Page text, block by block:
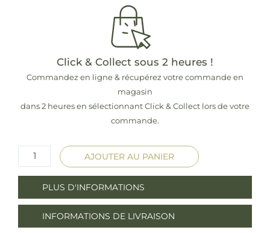
Click & Collect sous 2 heures !
Commandez en ligne & récupérez votre commande en
magasin
dans 2 heures en sélectionnant Click & Collect lors de votre
commande.
quantité
de
AJOUTER AU PANIER
PLUS D'INFORMATIONS
INFORMATIONS DE LIVRAISON